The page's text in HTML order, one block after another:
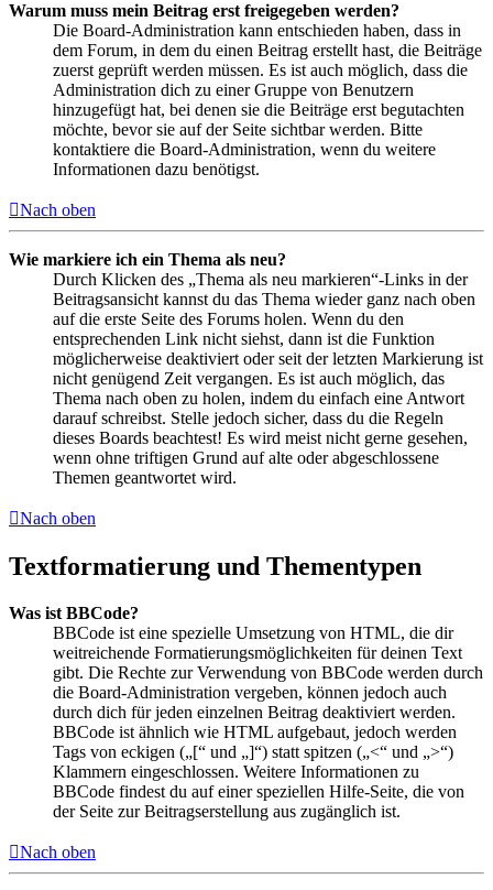
Warum muss mein Beitrag erst freigegeben werden?
Die Board-Administration kann entschieden haben, dass in
dem Forum, in dem du einen Beitrag erstellt hast, die Beiträge
zuerst geprüft werden müssen. Es ist auch möglich, dass die
Administration dich zu einer Gruppe von Benutzern
hinzugefügt hat, bei denen sie die Beiträge erst begutachten
möchte, bevor sie auf der Seite sichtbar werden. Bitte
kontaktiere die Board-Administration, wenn du weitere
Informationen dazu benötigst.
Nach oben
Wie markiere ich ein Thema als neu?
Durch Klicken des „Thema als neu markieren“-Links in der
Beitragsansicht kannst du das Thema wieder ganz nach oben
auf die erste Seite des Forums holen. Wenn du den
entsprechenden Link nicht siehst, dann ist die Funktion
möglicherweise deaktiviert oder seit der letzten Markierung ist
nicht genügend Zeit vergangen. Es ist auch möglich, das
Thema nach oben zu holen, indem du einfach eine Antwort
darauf schreibst. Stelle jedoch sicher, dass du die Regeln
dieses Boards beachtest! Es wird meist nicht gerne gesehen,
wenn ohne triftigen Grund auf alte oder abgeschlossene
Themen geantwortet wird.
Nach oben
Textformatierung und Thementypen
Was ist BBCode?
BBCode ist eine spezielle Umsetzung von HTML, die dir
weitreichende Formatierungsmöglichkeiten für deinen Text
gibt. Die Rechte zur Verwendung von BBCode werden durch
die Board-Administration vergeben, können jedoch auch
durch dich für jeden einzelnen Beitrag deaktiviert werden.
BBCode ist ähnlich wie HTML aufgebaut, jedoch werden
Tags von eckigen („[“ und „]“) statt spitzen („<“ und „>“)
Klammern eingeschlossen. Weitere Informationen zu
BBCode findest du auf einer speziellen Hilfe-Seite, die von
der Seite zur Beitragserstellung aus zugänglich ist.
Nach oben